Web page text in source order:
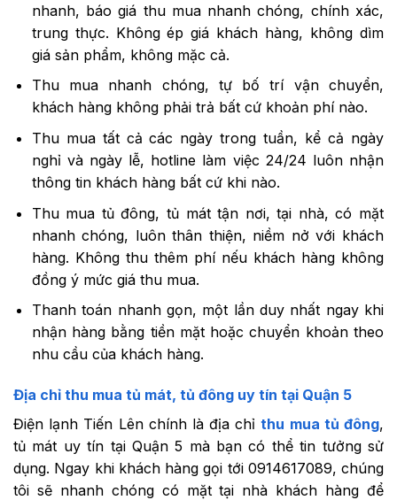
nhanh, báo giá thu mua nhanh chóng, chính xác,
trung thực. Không ép giá khách hàng, không dìm
giá sản phẩm, không mặc cả.
Thu mua nhanh chóng, tự bố trí vận chuyển,
khách hàng không phải trả bất cứ khoản phí nào.
Thu mua tất cả các ngày trong tuần, kể cả ngày
nghỉ và ngày lễ, hotline làm việc 24/24 luôn nhận
thông tin khách hàng bất cứ khi nào.
Thu mua tủ đông, tủ mát tận nơi, tại nhà, có mặt
nhanh chóng, luôn thân thiện, niềm nở với khách
hàng. Không thu thêm phí nếu khách hàng không
đồng ý mức giá thu mua.
Thanh toán nhanh gọn, một lần duy nhất ngay khi
nhận hàng bằng tiền mặt hoặc chuyển khoản theo
nhu cầu của khách hàng.
Địa chỉ thu mua tủ mát, tủ đông uy tín tại Quận 5
Điện lạnh Tiến Lên chính là địa chỉthu mua tủ đông,
tủ mát uy tín tại Quận 5 mà bạn có thể tin tưởng sử
dụng. Ngay khi khách hàng gọi tới 0914617089, chúng
tôi sẽ nhanh chóng có mặt tại nhà khách hàng để